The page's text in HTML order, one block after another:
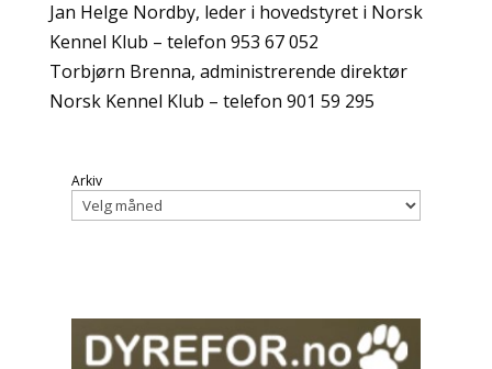
Jan Helge Nordby, leder i hovedstyret i Norsk
Kennel Klub – telefon 953 67 052
Torbjørn Brenna, administrerende direktør
Norsk Kennel Klub – telefon 901 59 295
Arkiv